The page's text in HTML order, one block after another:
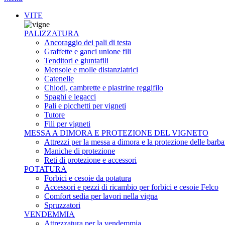
VITE
PALIZZATURA
Ancoraggio dei pali di testa
Graffette e ganci unione fili
Tenditori e giuntafili
Mensole e molle distanziatrici
Catenelle
Chiodi, cambrette e piastrine reggifilo
Spaghi e legacci
Pali e picchetti per vigneti
Tutore
Fili per vigneti
MESSA A DIMORA E PROTEZIONE DEL VIGNETO
Attrezzi per la messa a dimora e la protezione delle
Maniche di protezione
Reti di protezione e accessori
POTATURA
Forbici e cesoie da potatura
Accessori e pezzi di ricambio per forbici e cesoie Felco
Comfort sedia per lavori nella vigna
Spruzzatori
VENDEMMIA
Attrezzatura per la vendemmia